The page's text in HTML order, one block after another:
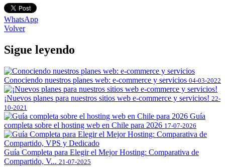
WhatsApp
Volver
Sigue leyendo
Conociendo nuestros planes web: e-commerce y servicios 04-03-2022
¡Nuevos planes para nuestros sitios web e-commerce y servicios! 22-
10-2021
Guía
completa sobre el hosting web en Chile para 2026 17-07-2026
Guía Completa para Elegir el Mejor Hosting: Comparativa de
Compartido, V... 21-07-2025